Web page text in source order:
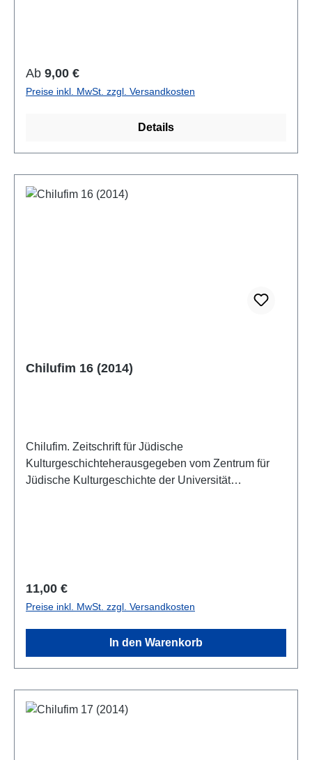
Regulärer Preis:
Ab 9,00 €
Preise inkl. MwSt. zzgl. Versandkosten
Details
Chilufim 16 (2014)
Chilufim. Zeitschrift für Jüdische
Kulturgeschichteherausgegeben vom Zentrum für
Jüdische Kulturgeschichte der Universität
Regulärer Preis:
11,00 €
Preise inkl. MwSt. zzgl. Versandkosten
In den Warenkorb